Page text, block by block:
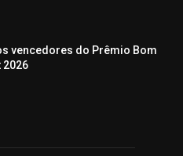
vencedores do Prêmio Bom
2026